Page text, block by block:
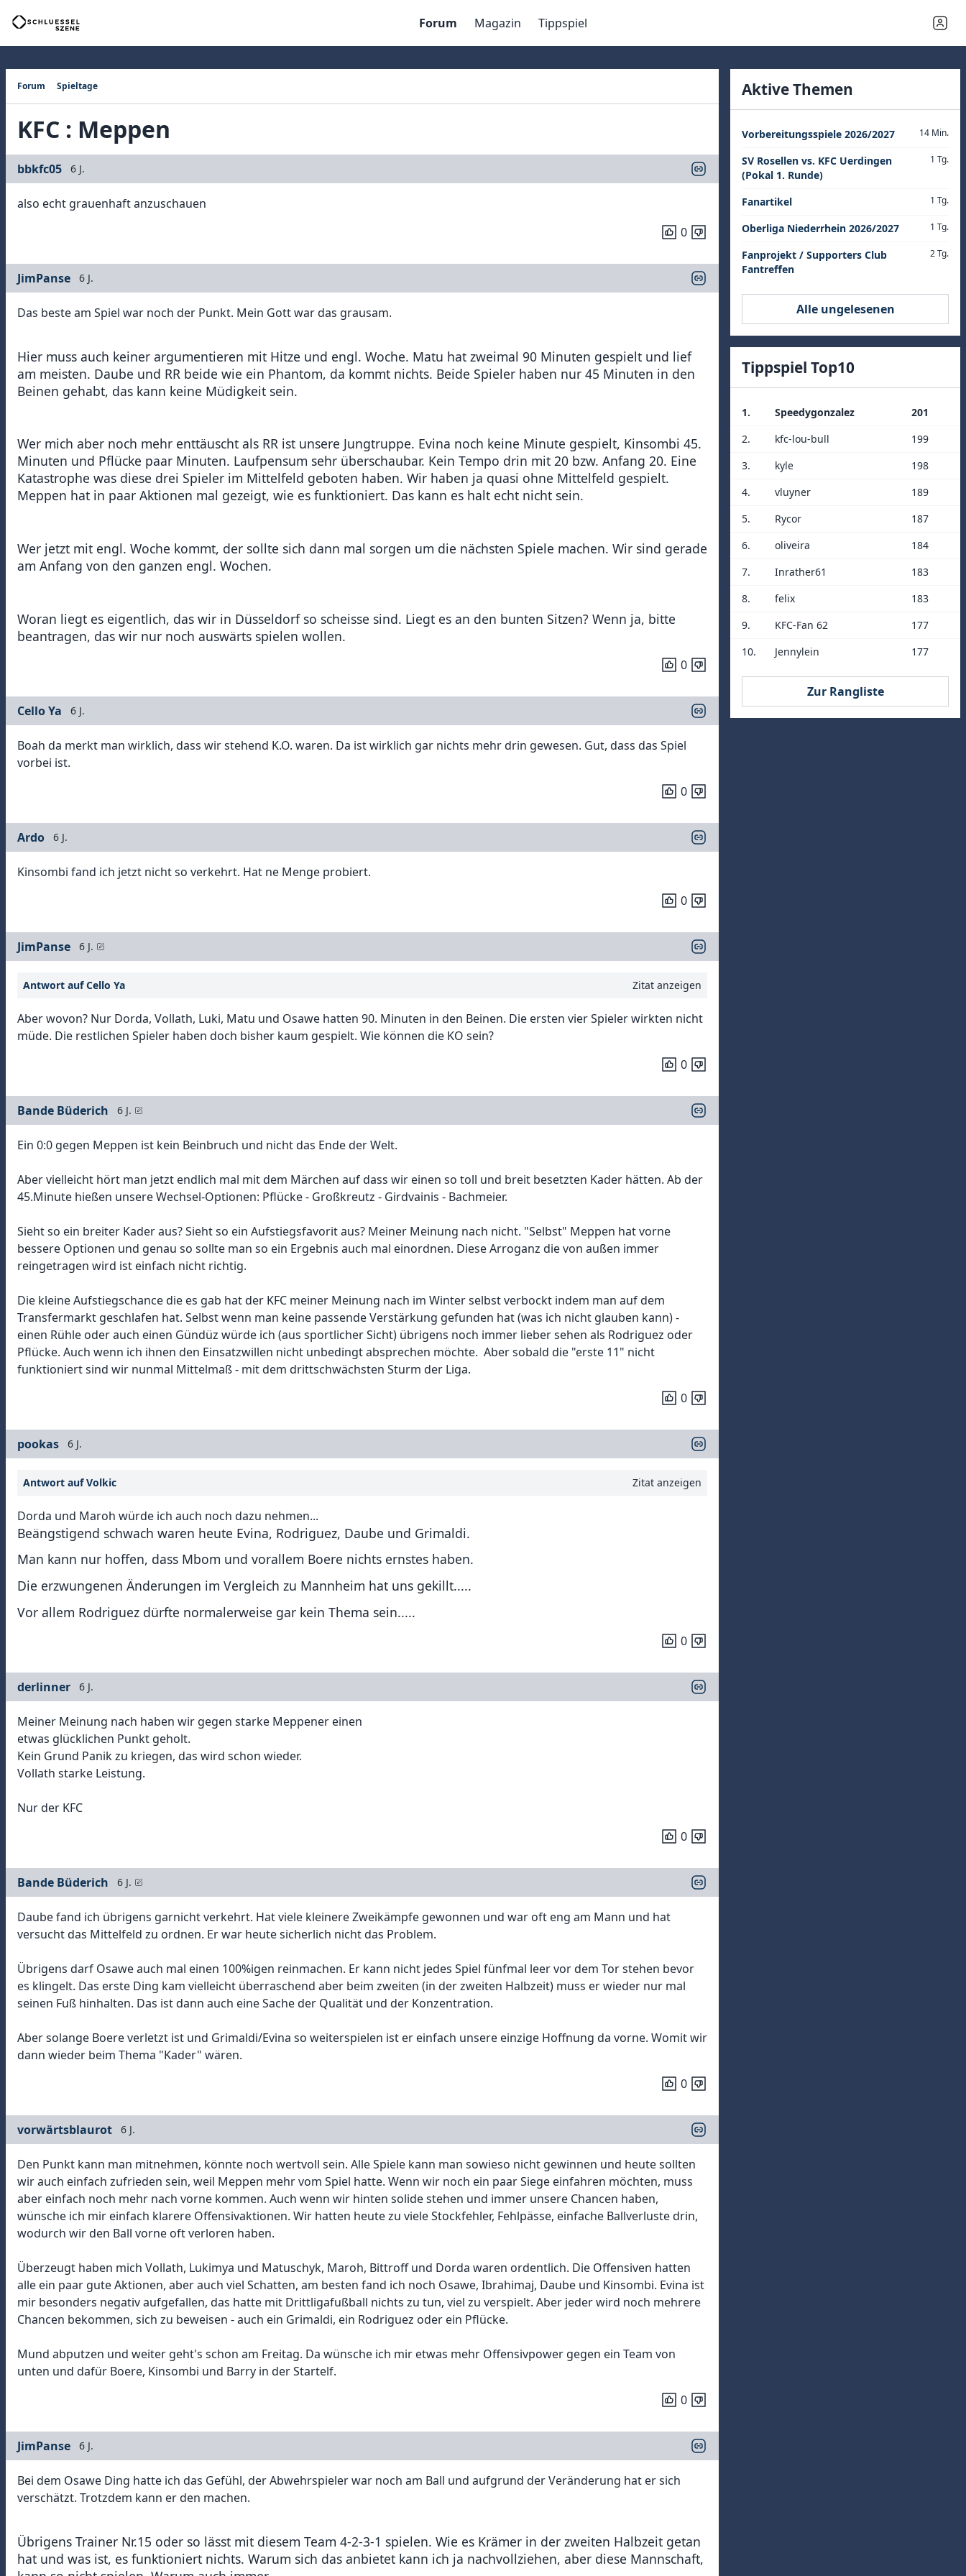
Forum Magazin Tippspiel
Forum Spieltage
KFC : Meppen
bbkfc05 6 J.
also echt grauenhaft anzuschauen
0
JimPanse 6 J.
Das beste am Spiel war noch der Punkt. Mein Gott war das grausam.
Hier muss auch keiner argumentieren mit Hitze und engl. Woche. Matu hat zweimal 90 Minuten gespielt und lief
am meisten. Daube und RR beide wie ein Phantom, da kommt nichts. Beide Spieler haben nur 45 Minuten in den
Beinen gehabt, das kann keine Müdigkeit sein.
Wer mich aber noch mehr enttäuscht als RR ist unsere Jungtruppe. Evina noch keine Minute gespielt, Kinsombi 45.
Minuten und Pflücke paar Minuten. Laufpensum sehr überschaubar. Kein Tempo drin mit 20 bzw. Anfang 20. Eine
Katastrophe was diese drei Spieler im Mittelfeld geboten haben. Wir haben ja quasi ohne Mittelfeld gespielt.
Meppen hat in paar Aktionen mal gezeigt, wie es funktioniert. Das kann es halt echt nicht sein.
Wer jetzt mit engl. Woche kommt, der sollte sich dann mal sorgen um die nächsten Spiele machen. Wir sind gerade
am Anfang von den ganzen engl. Wochen.
Woran liegt es eigentlich, das wir in Düsseldorf so scheisse sind. Liegt es an den bunten Sitzen? Wenn ja, bitte
beantragen, das wir nur noch auswärts spielen wollen.
0
Cello Ya 6 J.
Boah da merkt man wirklich, dass wir stehend K.O. waren. Da ist wirklich gar nichts mehr drin gewesen. Gut, dass das Spiel
vorbei ist.
0
Ardo 6 J.
Kinsombi fand ich jetzt nicht so verkehrt. Hat ne Menge probiert.
0
JimPanse 6 J.
Antwort auf Cello Ya Zitat anzeigen
Aber wovon? Nur Dorda, Vollath, Luki, Matu und Osawe hatten 90. Minuten in den Beinen. Die ersten vier Spieler wirkten nicht
müde. Die restlichen Spieler haben doch bisher kaum gespielt. Wie können die KO sein?
0
Bande Büderich 6 J.
Ein 0:0 gegen Meppen ist kein Beinbruch und nicht das Ende der Welt.
Aber vielleicht hört man jetzt endlich mal mit dem Märchen auf dass wir einen so toll und breit besetzten Kader hätten. Ab der
45.Minute hießen unsere Wechsel-Optionen: Pflücke - Großkreutz - Girdvainis - Bachmeier.
Sieht so ein breiter Kader aus? Sieht so ein Aufstiegsfavorit aus? Meiner Meinung nach nicht. "Selbst" Meppen hat vorne
bessere Optionen und genau so sollte man so ein Ergebnis auch mal einordnen. Diese Arroganz die von außen immer
reingetragen wird ist einfach nicht richtig.
Die kleine Aufstiegschance die es gab hat der KFC meiner Meinung nach im Winter selbst verbockt indem man auf dem
Transfermarkt geschlafen hat. Selbst wenn man keine passende Verstärkung gefunden hat (was ich nicht glauben kann) -
einen Rühle oder auch einen Gündüz würde ich (aus sportlicher Sicht) übrigens noch immer lieber sehen als Rodriguez oder
Pflücke. Auch wenn ich ihnen den Einsatzwillen nicht unbedingt absprechen möchte. Aber sobald die "erste 11" nicht
funktioniert sind wir nunmal Mittelmaß - mit dem drittschwächsten Sturm der Liga.
0
pookas 6 J.
Antwort auf Volkic Zitat anzeigen
Dorda und Maroh würde ich auch noch dazu nehmen...
Beängstigend schwach waren heute Evina, Rodriguez, Daube und Grimaldi.
Man kann nur hoffen, dass Mbom und vorallem Boere nichts ernstes haben.
Die erzwungenen Änderungen im Vergleich zu Mannheim hat uns gekillt.....
Vor allem Rodriguez dürfte normalerweise gar kein Thema sein.....
0
derlinner 6 J.
Meiner Meinung nach haben wir gegen starke Meppener einen
etwas glücklichen Punkt geholt.
Kein Grund Panik zu kriegen, das wird schon wieder.
Vollath starke Leistung.
Nur der KFC
0
Bande Büderich 6 J.
Daube fand ich übrigens garnicht verkehrt. Hat viele kleinere Zweikämpfe gewonnen und war oft eng am Mann und hat
versucht das Mittelfeld zu ordnen. Er war heute sicherlich nicht das Problem.
Übrigens darf Osawe auch mal einen 100%igen reinmachen. Er kann nicht jedes Spiel fünfmal leer vor dem Tor stehen bevor
es klingelt. Das erste Ding kam vielleicht überraschend aber beim zweiten (in der zweiten Halbzeit) muss er wieder nur mal
seinen Fuß hinhalten. Das ist dann auch eine Sache der Qualität und der Konzentration.
Aber solange Boere verletzt ist und Grimaldi/Evina so weiterspielen ist er einfach unsere einzige Hoffnung da vorne. Womit wir
dann wieder beim Thema "Kader" wären.
0
vorwärtsblaurot 6 J.
Den Punkt kann man mitnehmen, könnte noch wertvoll sein. Alle Spiele kann man sowieso nicht gewinnen und heute sollten
wir auch einfach zufrieden sein, weil Meppen mehr vom Spiel hatte. Wenn wir noch ein paar Siege einfahren möchten, muss
aber einfach noch mehr nach vorne kommen. Auch wenn wir hinten solide stehen und immer unsere Chancen haben,
wünsche ich mir einfach klarere Offensivaktionen. Wir hatten heute zu viele Stockfehler, Fehlpässe, einfache Ballverluste drin,
wodurch wir den Ball vorne oft verloren haben.
Überzeugt haben mich Vollath, Lukimya und Matuschyk, Maroh, Bittroff und Dorda waren ordentlich. Die Offensiven hatten
alle ein paar gute Aktionen, aber auch viel Schatten, am besten fand ich noch Osawe, Ibrahimaj, Daube und Kinsombi. Evina ist
mir besonders negativ aufgefallen, das hatte mit Drittligafußball nichts zu tun, viel zu verspielt. Aber jeder wird noch mehrere
Chancen bekommen, sich zu beweisen - auch ein Grimaldi, ein Rodriguez oder ein Pflücke.
Mund abputzen und weiter geht's schon am Freitag. Da wünsche ich mir etwas mehr Offensivpower gegen ein Team von
unten und dafür Boere, Kinsombi und Barry in der Startelf.
0
JimPanse 6 J.
Bei dem Osawe Ding hatte ich das Gefühl, der Abwehrspieler war noch am Ball und aufgrund der Veränderung hat er sich
verschätzt. Trotzdem kann er den machen.
Übrigens Trainer Nr.15 oder so lässt mit diesem Team 4-2-3-1 spielen. Wie es Krämer in der zweiten Halbzeit getan
hat und was ist, es funktioniert nichts. Warum sich das anbietet kann ich ja nachvollziehen, aber diese Mannschaft,
Aktive Themen
Vorbereitungsspiele 2026/2027 14 Min.
SV Rosellen vs. KFC Uerdingen
(Pokal 1. Runde)
1 Tg.
Fanartikel 1 Tg.
Oberliga Niederrhein 2026/2027 1 Tg.
Fanprojekt / Supporters Club
Fantreffen
2 Tg.
Alle ungelesenen
Tippspiel Top10
1. Speedygonzalez
201
2.
kfc-lou-bull
199
3.
kyle
198
4.
vluyner
189
5.
Rycor
187
6.
oliveira
184
7.
Inrather61
183
8.
felix
183
9.
KFC-Fan 62
177
10.
Jennylein 177
Zur Rangliste